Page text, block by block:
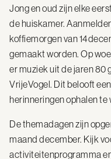
Jong en oud zijn elke
de huiskamer.
koffiemorgen van
gemaakt worden. Op
er muziek uit de jaren 80
VrijeVogel. Dit belooft
herinneringen ophalen te
De themadagen zijn
maand december. Kijk
activiteitenprogramma